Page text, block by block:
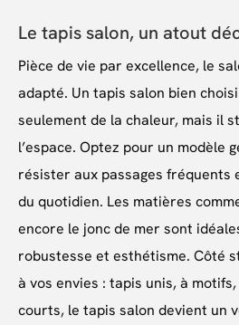
Le tapis salon, un atout
Pièce de vie par excellence, le
adapté. Un tapis salon bien
seulement de la chaleur, mais il
l’espace. Optez pour un modèle
résister aux passages fréquents
du quotidien. Les matières
encore le jonc de mer sont
robustesse et esthétisme. Côté
à vos envies : tapis unis, à
courts, le tapis salon devient un